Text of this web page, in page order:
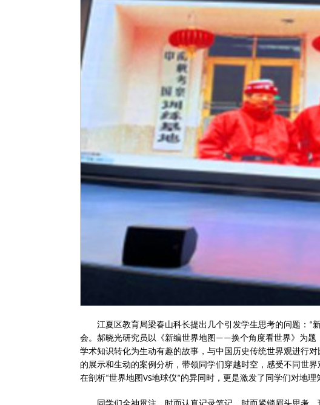
江夏区教育局梁春山科长提出几个引发学生思考的问题： “
会。郝晓光研究员以《新编世界地图 ——换个角度看世界》为题
学术知识转化为生动有趣的故事，与中国历史传统世界观进行
的展示和生动的案例分析，带领同学们穿越时空，感受不同世界
在剖析“世界地图 VS地球仪”的异同时，更是激发了同学们对地理